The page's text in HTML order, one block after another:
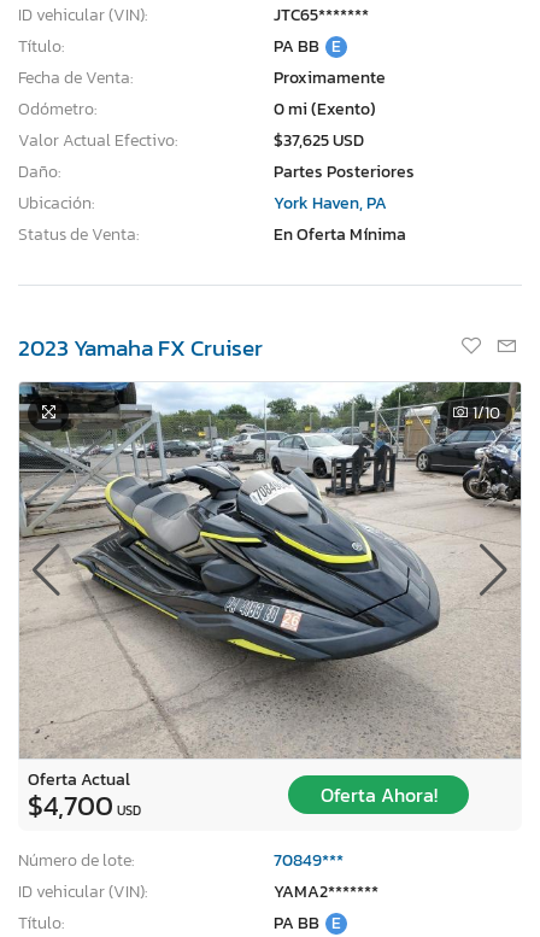
ID vehicular (VIN):
JTC65*******
Título:
PA BB E
Fecha de Venta:
Proximamente
Odómetro:
0 mi (Exento)
Valor Actual Efectivo:
$37,625 USD
Daño:
Partes Posteriores
Ubicación:
York Haven, PA
Status de Venta:
En Oferta Mínima
2023 Yamaha FX Cruiser
1/10
Oferta Actual
$4,700 USD
Oferta Ahora!
Número de lote:
70849***
ID vehicular (VIN):
YAMA2*******
Título:
PA BB E